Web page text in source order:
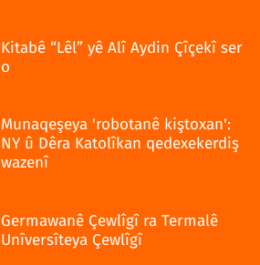
Kitabê “Lêl” yê Alî Aydin Çîçekî ser
o
Munaqeşeya 'robotanê kiştoxan':
NY û Dêra Katolîkan qedexekerdiş
wazenî
Germawanê Çewlîgî ra Termalê
Unîversîteya Çewlîgî